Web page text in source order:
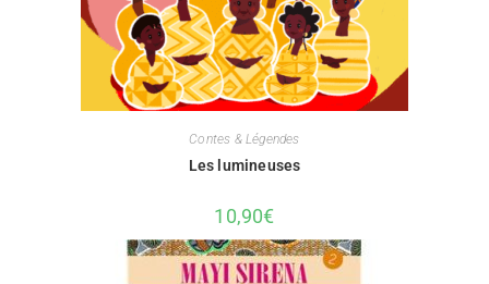
Contes & Légendes
Les lumineuses
10,90€